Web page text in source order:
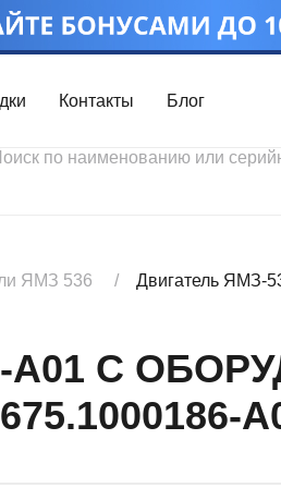
Контакты Блог
ЯМЗ 536 Двигатель ЯМЗ-
А01 С